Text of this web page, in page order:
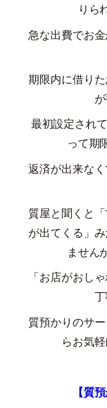
りら
急な出費でお
期限内に借り
最初設定され
って期
返済が出来な
質屋と聞くと
が出てくる」
ません
「お店がおし
質預かりのサ
らお気
【質